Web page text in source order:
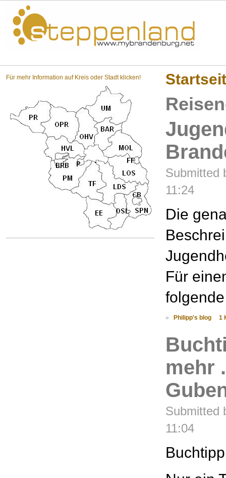
Für mehr Information auf Kreis oder Stadt klicken!
Submitted
11:24
Die
Für
» Philipp's blog 1
mehr
Submitted
11:04